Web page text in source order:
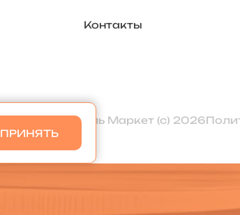
Контакты
Мебель Маркет (с) 2026
ПРИНЯТЬ